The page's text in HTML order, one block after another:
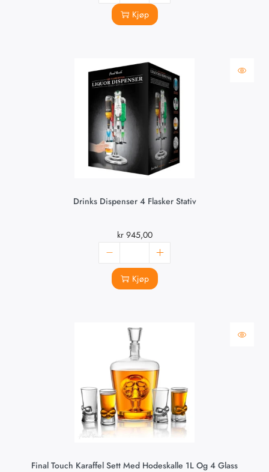
Kjøp
Drinks Dispenser 4 Flasker Stativ
kr945,00
Kjøp
Final Touch Karaffel Sett Med Hodeskalle 1L Og 4 Glass